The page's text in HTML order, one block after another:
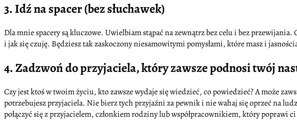
3. Idź na spacer (bez słuchawek)
Dla mnie spacery są kluczowe. Uwielbiam stąpać na zewnątrz bez celu i bez
i jak się czuję. Będziesz tak zaskoczony niesamowitymi pomysłami, które masz i
4. Zadzwoń do przyjaciela, który zawsze podnosi twój
Czy jest ktoś w twoim życiu, kto zawsze wydaje się wiedzieć, co powiedzieć? A może
potrzebujesz przyjaciela. Nie bierz tych przyjaźni za pewnik i nie wahaj się oprzeć na
połączyć się z przyjacielem, członkiem rodziny lub współpracownikiem, który poprawi